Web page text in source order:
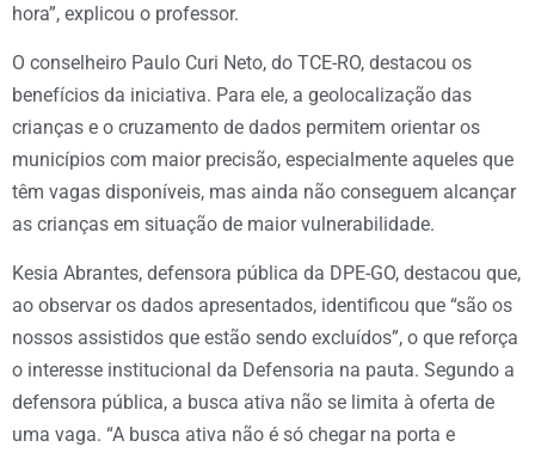
hora”, explicou o professor.
O conselheiro Paulo Curi Neto, do TCE-RO, destacou os
benefícios da iniciativa. Para ele, a geolocalização das
crianças e o cruzamento de dados permitem orientar os
municípios com maior precisão, especialmente aqueles que
têm vagas disponíveis, mas ainda não conseguem alcançar
as crianças em situação de maior vulnerabilidade.
Kesia Abrantes, defensora pública da DPE-GO, destacou que,
ao observar os dados apresentados, identificou que “são os
nossos assistidos que estão sendo excluídos”, o que reforça
o interesse institucional da Defensoria na pauta. Segundo a
defensora pública, a busca ativa não se limita à oferta de
uma vaga. “A busca ativa não é só chegar na porta e